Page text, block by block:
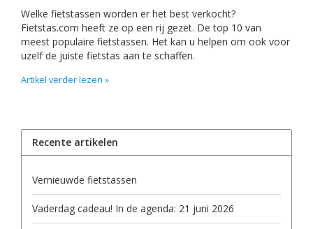
Welke fietstassen worden er het best verkocht?
Fietstas.com heeft ze op een rij gezet. De top 10 van
meest populaire fietstassen. Het kan u helpen om ook voor
uzelf de juiste fietstas aan te schaffen.
Artikel verder lezen »
Recente artikelen
Vernieuwde fietstassen
Vaderdag cadeau! In de agenda: 21 juni 2026